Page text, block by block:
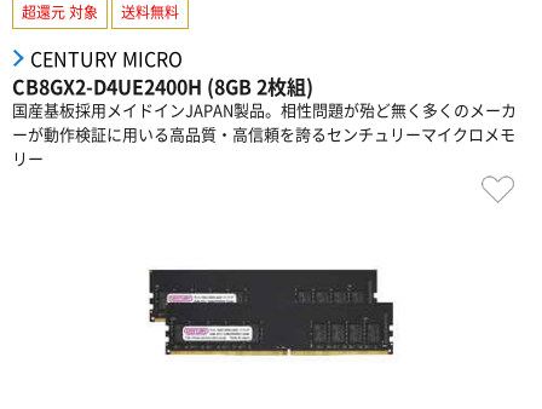
超還元 対象 送料無料
CENTURY MICRO
CB8GX2-D4UE2400H (8GB 2枚組)
国産基板採用メイドインJAPAN製品。相性問題が殆ど無く多くのメーカ
ーが動作検証に用いる高品質・高信頼を誇るセンチュリーマイクロメモ
リー